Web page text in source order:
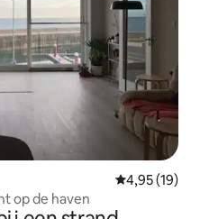
Gemiddelde
4,95 (19)
op de haven